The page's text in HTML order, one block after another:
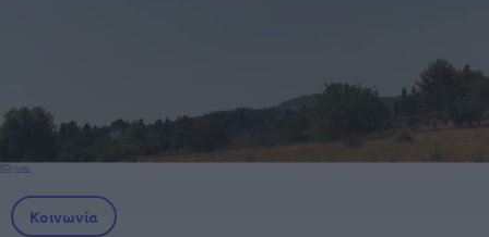
Κοινωνία